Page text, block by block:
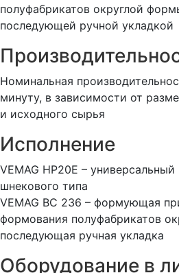
полуфабрикатов округлой
последующей ручной укладкой
Номинальная
минуту, в зависимости от
и исходного сырья
Исполнение
VEMAG HP20E – универсальный
шнекового типа
VEMAG BC 236 – формующая
формования полуфабрикатов
последующая ручная укладка
Оборудование в